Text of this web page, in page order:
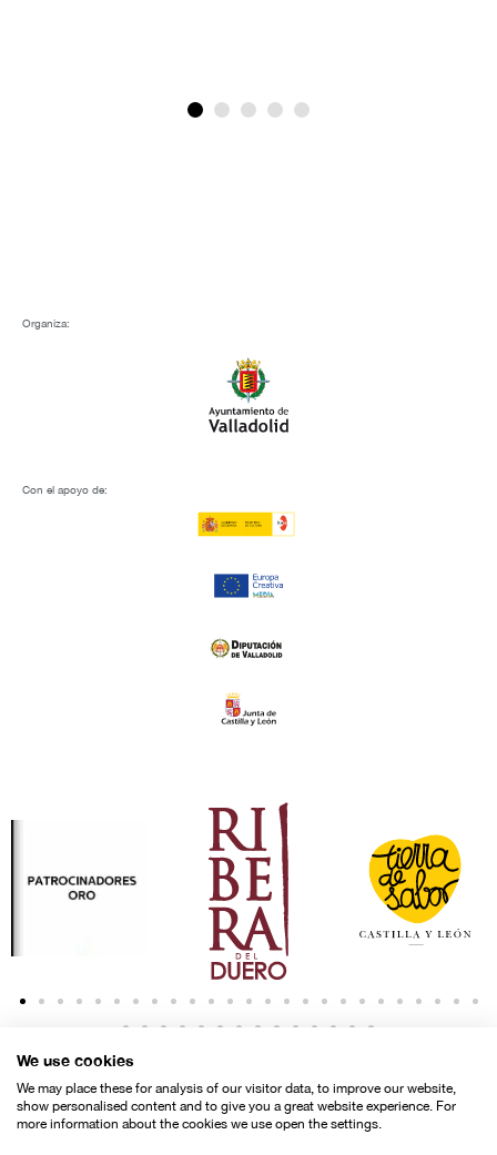
Organiza:
Con el apoyo de:
We use cookies
We may place these for analysis of our visitor data, to improve our website,
show personalised content and to give you a great website experience. For
more information about the cookies we use open the settings.